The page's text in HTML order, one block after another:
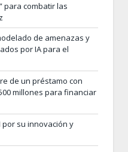
para combatir las
de amenazas y
por IA para el
de un préstamo con
millones para financiar
por su innovación y